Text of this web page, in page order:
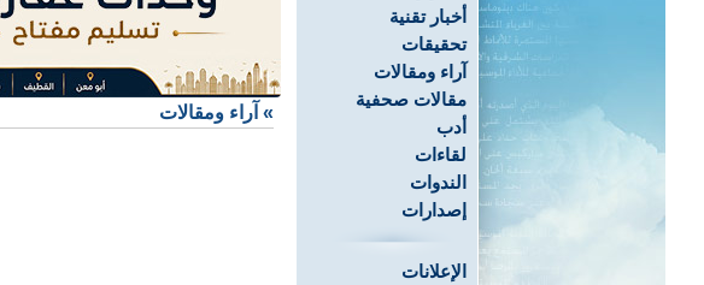
أخبار تقنية
تحقيقات
آراء ومقالات
مقالات صحفية
أدب
لقاءات
الندوات
إصدارات
الإعلانات
» آراء ومقالات